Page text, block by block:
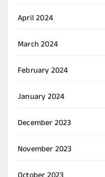
April 2024
March 2024
February 2024
January 2024
December 2023
November 2023